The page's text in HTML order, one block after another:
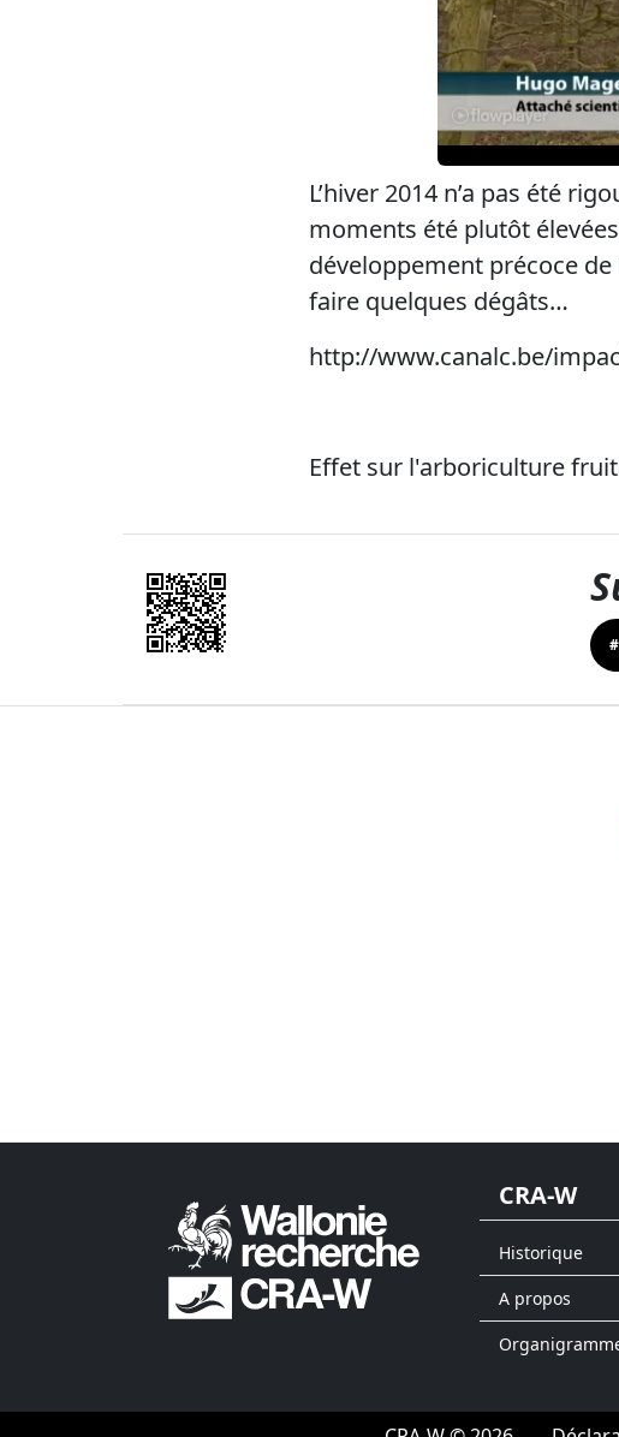
L’hiver 2014 n’a pas été
moments été plutôt
développement précoce
faire quelques dégâts…
http://www.canalc.be/
Effet sur l'arboriculture
CRA-W
Historique
A propos